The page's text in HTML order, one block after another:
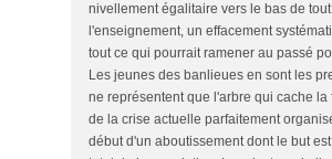
nivellement égalitaire vers le bas de
l'enseignement, un effacement
tout ce qui pourrait ramener au passé
Les jeunes des banlieues en sont les
ne représentent que l'arbre qui cache la
de la crise actuelle parfaitement
début d'un aboutissement dont le but